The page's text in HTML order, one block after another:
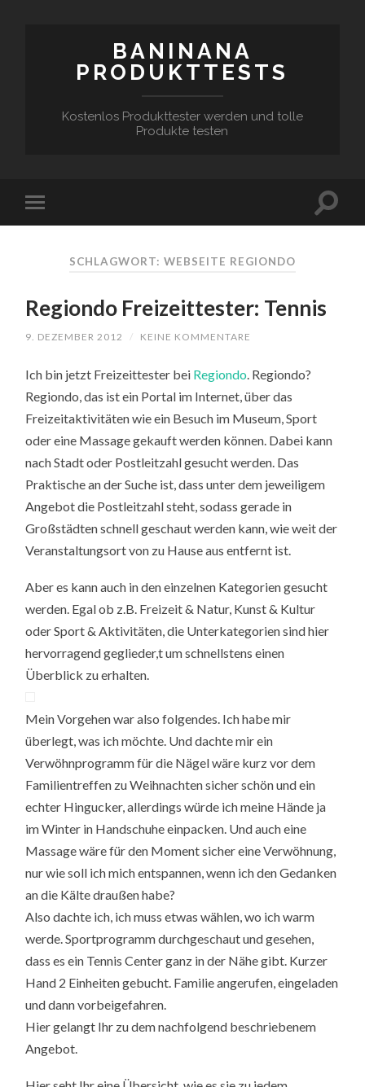
BANINANA
PRODUKTTESTS
Kostenlos Produkttester werden und tolle
Produkte testen
SCHLAGWORT: WEBSEITE REGIONDO
Regiondo Freizeittester: Tennis
9. DEZEMBER 2012 / KEINE KOMMENTARE
Ich bin jetzt Freizeittester bei Regiondo. Regiondo?
Regiondo, das ist ein Portal im Internet, über das
Freizeitaktivitäten wie ein Besuch im Museum, Sport
oder eine Massage gekauft werden können. Dabei kann
nach Stadt oder Postleitzahl gesucht werden. Das
Praktische an der Suche ist, dass unter dem jeweiligem
Angebot die Postleitzahl steht, sodass gerade in
Großstädten schnell geschaut werden kann, wie weit der
Veranstaltungsort von zu Hause aus entfernt ist.
Aber es kann auch in den einzelnen Kategorien gesucht
werden. Egal ob z.B. Freizeit & Natur, Kunst & Kultur
oder Sport & Aktivitäten, die Unterkategorien sind hier
hervorragend geglieder,t um schnellstens einen
Überblick zu erhalten.
Mein Vorgehen war also folgendes. Ich habe mir
überlegt, was ich möchte. Und dachte mir ein
Verwöhnprogramm für die Nägel wäre kurz vor dem
Familientreffen zu Weihnachten sicher schön und ein
echter Hingucker, allerdings würde ich meine Hände ja
im Winter in Handschuhe einpacken. Und auch eine
Massage wäre für den Moment sicher eine Verwöhnung,
nur wie soll ich mich entspannen, wenn ich den Gedanken
an die Kälte draußen habe?
Also dachte ich, ich muss etwas wählen, wo ich warm
werde. Sportprogramm durchgeschaut und gesehen,
dass es ein Tennis Center ganz in der Nähe gibt. Kurzer
Hand 2 Einheiten gebucht. Familie angerufen, eingeladen
und dann vorbeigefahren.
Hier gelangt Ihr zu dem nachfolgend beschriebenem
Angebot.